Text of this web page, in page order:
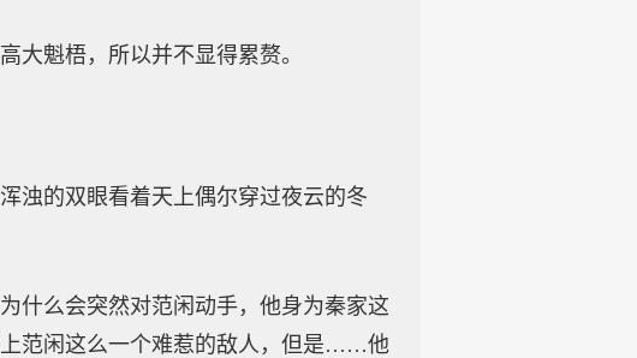
大魁梧，所以并不显得累赘。
浊的双眼看着天上偶尔穿过夜云的冬
什么会突然对范闲动手，他身为秦家这
范闲这么一个难惹的敌人，但是……他